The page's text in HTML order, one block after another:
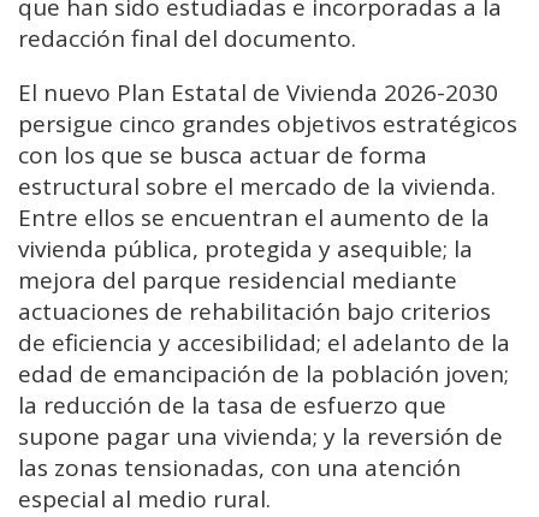
que han sido estudiadas e incorporadas a la
redacción final del documento.
El nuevo Plan Estatal de Vivienda 2026-2030
persigue cinco grandes objetivos estratégicos
con los que se busca actuar de forma
estructural sobre el mercado de la vivienda.
Entre ellos se encuentran el aumento de la
vivienda pública, protegida y asequible; la
mejora del parque residencial mediante
actuaciones de rehabilitación bajo criterios
de eficiencia y accesibilidad; el adelanto de la
edad de emancipación de la población joven;
la reducción de la tasa de esfuerzo que
supone pagar una vivienda; y la reversión de
las zonas tensionadas, con una atención
especial al medio rural.